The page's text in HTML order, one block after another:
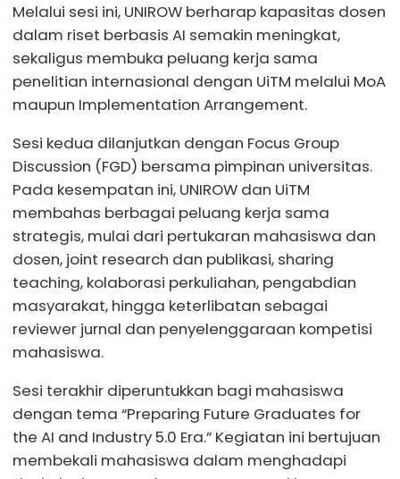
Melalui sesi ini, UNIROW berharap kapasitas dosen
dalam riset berbasis AI semakin meningkat,
sekaligus membuka peluang kerja sama
penelitian internasional dengan UiTM melalui MoA
maupun Implementation Arrangement.
Sesi kedua dilanjutkan dengan Focus Group
Discussion (FGD) bersama pimpinan universitas.
Pada kesempatan ini, UNIROW dan UiTM
membahas berbagai peluang kerja sama
strategis, mulai dari pertukaran mahasiswa dan
dosen, joint research dan publikasi, sharing
teaching, kolaborasi perkuliahan, pengabdian
masyarakat, hingga keterlibatan sebagai
reviewer jurnal dan penyelenggaraan kompetisi
mahasiswa.
Sesi terakhir diperuntukkan bagi mahasiswa
dengan tema “Preparing Future Graduates for
the AI and Industry 5.0 Era.” Kegiatan ini bertujuan
membekali mahasiswa dalam menghadapi